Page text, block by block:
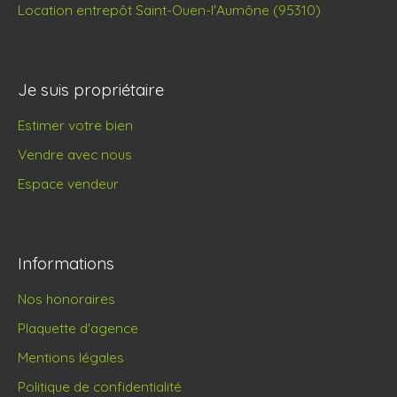
Location entrepôt Saint-Ouen-l'Aumône (95310)
Je suis propriétaire
Estimer votre bien
Vendre avec nous
Espace vendeur
Informations
Nos honoraires
Plaquette d'agence
Mentions légales
Politique de confidentialité